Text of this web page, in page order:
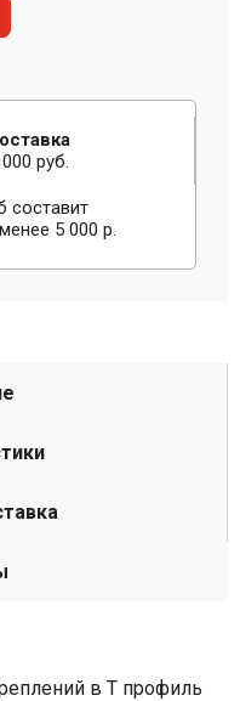
руб.
составит
5 000 р.
в Т профиль